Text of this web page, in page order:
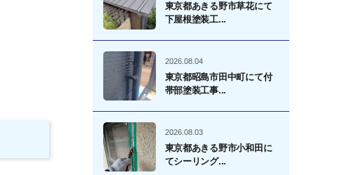
東京都あきる野市草花にて
下屋根塗装工...
2026.08.04
東京都昭島市田中町にて付
帯部塗装工事...
2026.08.03
東京都あきる野市小和田に
てシーリング...